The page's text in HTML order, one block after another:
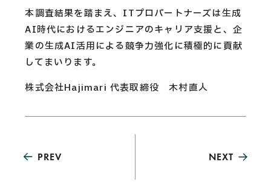
本調査結果を踏まえ、ITプロパートナーズは生成
AI時代におけるエンジニアのキャリア支援と、企
業の生成AI活用による競争力強化に積極的に貢献
してまいります。
株式会社Hajimari 代表取締役 木村直人
PREV NEXT